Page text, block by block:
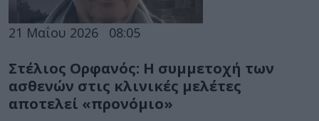
21 Μαΐου 2026 08:05
Στέλιος Ορφανός: Η συμμετοχή των
ασθενών στις κλινικές μελέτες
αποτελεί «προνόμιο»